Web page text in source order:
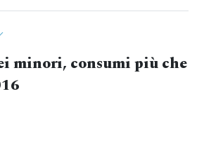
minori, consumi più che